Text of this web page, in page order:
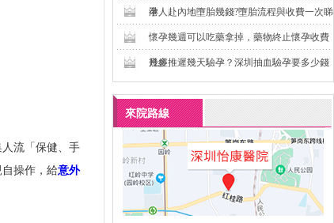
流「保健、手
操作，給意外
孕
港人赴內地墮胎幾錢?墮胎流程與收費一次睇
懷孕幾週可以吃藥拿掉，藥物終止懷孕收費
幾多
月經推遲幾天驗孕？深圳抽血驗孕要多少錢
來院路線